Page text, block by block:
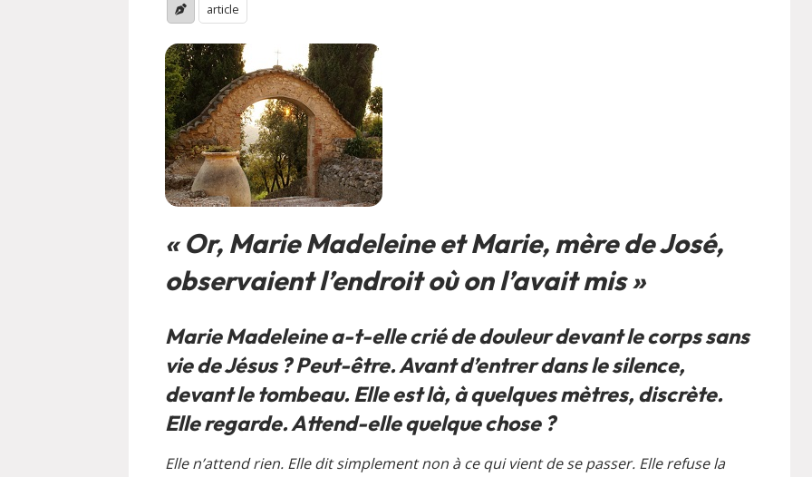
article
« Or, Marie Madeleine et Marie, mère de José,
observaient l’endroit où on l’avait mis »
Marie Madeleine a-t-elle crié de douleur devant le corps sans
vie de Jésus ? Peut-être. Avant d’entrer dans le silence,
devant le tombeau. Elle est là, à quelques mètres, discrète.
Elle regarde. Attend-elle quelque chose ?
Elle n’attend rien. Elle dit simplement non à ce qui vient de se passer. Elle refuse la